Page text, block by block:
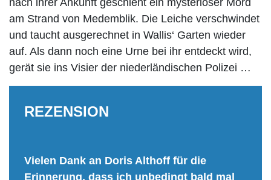
nach ihrer Ankunft geschieht ein mysteriöser Mord
am Strand von Medemblik. Die Leiche verschwindet
und taucht ausgerechnet in Wallis‘ Garten wieder
auf. Als dann noch eine Urne bei ihr entdeckt wird,
gerät sie ins Visier der niederländischen Polizei …
REZENSION
Vielen Dank an Doris Althoff für die
Erinnerung, dass ich unbedingt bald mal